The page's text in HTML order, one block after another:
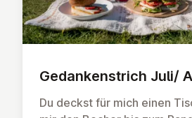
Gedanken­strich Juli/
Du deckst für mich einen